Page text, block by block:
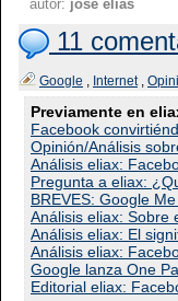
autor: josé elías
11
Google , Internet,
Previamente en
Facebook
Opinión/Análisis
Análisis eliax:
Pregunta a eliax:
BREVES: Google
Análisis eliax: Sobre
Análisis eliax: El
Análisis eliax:
Google lanza One
Editorial eliax: